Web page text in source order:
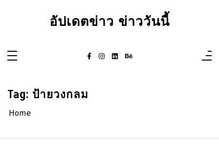
อัปเดตข่าว ข่าววันนี้
Tag: ป้ายวงกลม
Home